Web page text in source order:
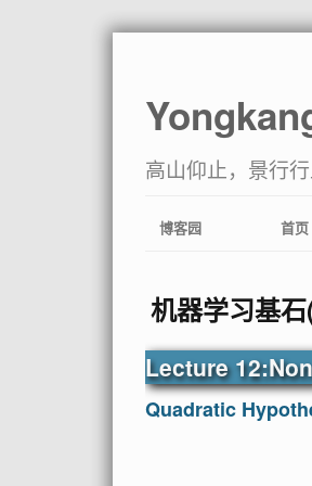
高山仰止，景行
博客园 首页
机器学习基
Lecture
Quadratic